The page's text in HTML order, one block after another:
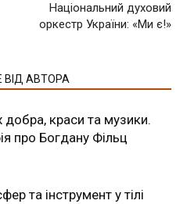
Національний духовий
оркестр України: «Ми є!»
ВІД АВТОРА
краси та музики.
про Богдану Фільц
та інструмент у тілі